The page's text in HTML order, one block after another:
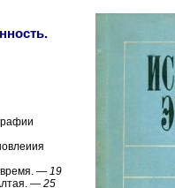
время. — 19
— 25